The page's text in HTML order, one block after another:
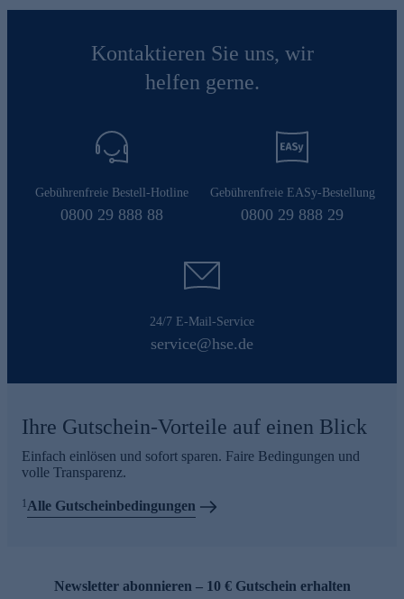
Kontaktieren Sie uns, wir
helfen gerne.
Gebührenfreie Bestell-Hotline
0800 29 888 88
Gebührenfreie EASy-Bestellung
0800 29 888 29
24/7 E-Mail-Service
service@hse.de
Ihre Gutschein-Vorteile auf einen Blick
Einfach einlösen und sofort sparen. Faire Bedingungen und
volle Transparenz.
1 Alle Gutscheinbedingungen
Newsletter abonnieren – 10 € Gutschein erhalten